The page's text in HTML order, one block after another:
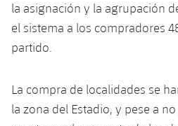
Calendario
Fotos
Voleibol masculino
Apúntate a las amateurs
PLUSICON
MÁS
League of Legends
VALORANT Rising
la asignación y la agrupación
el sistema a los compradores
partido.
La compra de localidades se
la zona del Estadio, y pese a